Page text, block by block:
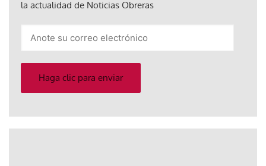
la actualidad de Noticias Obreras
electrónico
Haga clic para enviar